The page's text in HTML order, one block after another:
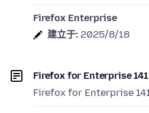
Firefox Enterprise
建立于: 2025/8/18
Firefox for Enterprise 141
Firefox for Enterprise 141